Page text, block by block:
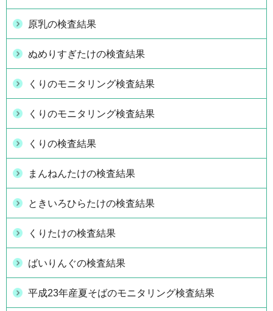
原乳の検査結果
ぬめりすぎたけの検査結果
くりのモニタリング検査結果
くりのモニタリング検査結果
くりの検査結果
まんねんたけの検査結果
ときいろひらたけの検査結果
くりたけの検査結果
ばいりんぐの検査結果
平成23年産夏そばのモニタリング検査結果